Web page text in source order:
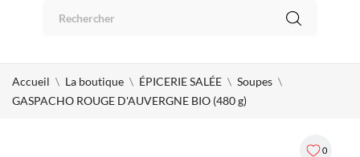
Accueil La boutique ÉPICERIE SALÉE
Soupes
GASPACHO ROUGE D'AUVERGNE BIO (480 g)
0